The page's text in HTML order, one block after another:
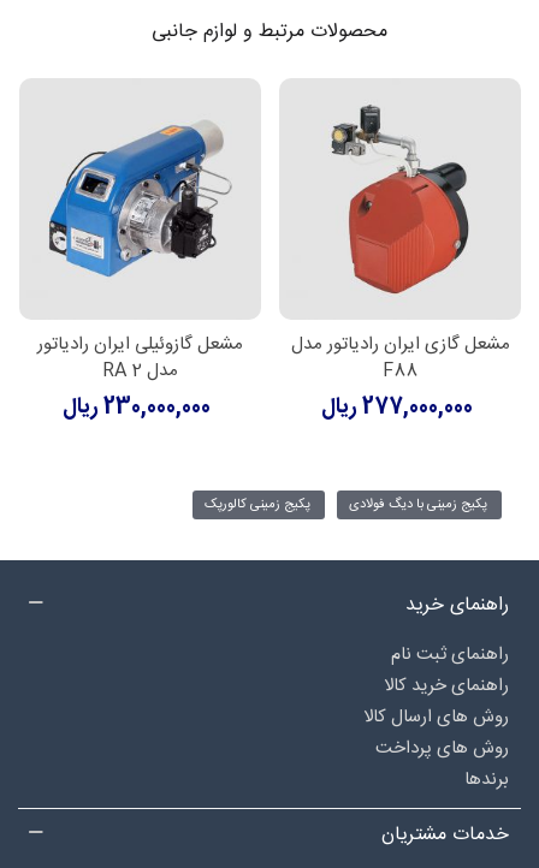
محصولات مرتبط و لوازم جانبی
مشعل گازی ایران رادیاتور مدل
F88
277,000,000 ریال
مشعل گازوئیلی ایران رادیاتور
مدل RA 2
230,000,000 ریال
پکیج زمینی با دیگ فولادی پکیج زمینی کالورپک
راهنمای خرید
راهنمای ثبت نام
راهنمای خرید کالا
روش های ارسال کالا
روش های پرداخت
برندها
خدمات مشتریان